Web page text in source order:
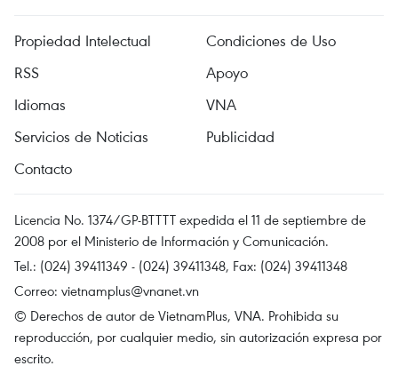
Propiedad Intelectual
Condiciones de Uso
RSS
Apoyo
Idiomas
VNA
Servicios de Noticias
Publicidad
Contacto
Licencia No. 1374/GP-BTTTT expedida el 11 de septiembre de
2008 por el Ministerio de Información y Comunicación.
Tel.: (024) 39411349 - (024) 39411348, Fax: (024) 39411348
Correo: vietnamplus@vnanet.vn
© Derechos de autor de VietnamPlus, VNA. Prohibida su
reproducción, por cualquier medio, sin autorización expresa por
escrito.